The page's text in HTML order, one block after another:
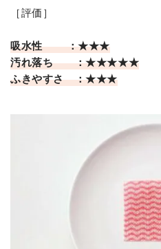
［評価］
吸水性 ：★★★
汚れ落ち ：★★★★★
ふきやすさ ：★★★